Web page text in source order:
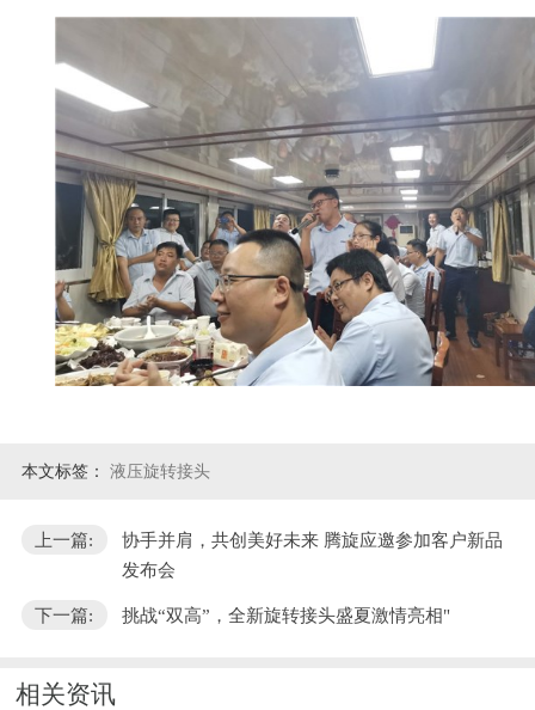
本文标签： 液压旋转接头
上一篇:
协手并肩，共创美好未来 腾旋应邀参加客户新品
发布会
下一篇: 挑战“双高”，全新旋转接头盛夏激情亮相"
相关资讯